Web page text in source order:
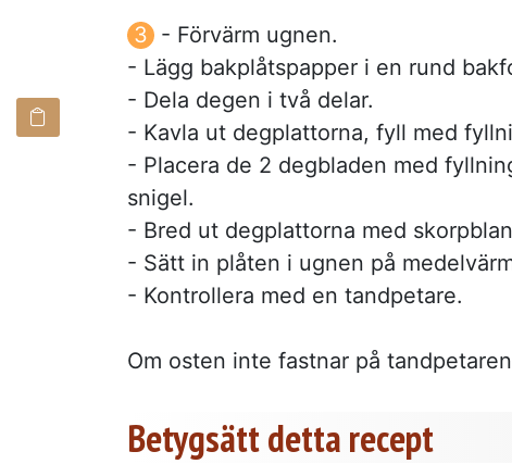
- Förvärm ugnen.
- Lägg bakplåtspapper i en rund
- Dela degen i två delar.
- Kavla ut degplattorna, fyll med
- Placera de 2 degbladen med
snigel.
- Bred ut degplattorna med
- Sätt in plåten i ugnen på
- Kontrollera med en tandpetare.
Om osten inte fastnar på
Betygsätt detta recept